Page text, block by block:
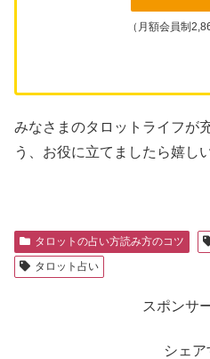
（月額会員制
みなさまのタロットライフが
う、お役に立てましたら嬉し
タロットの占い方読み方のコツ
タロット占い
スポンサ
シェア